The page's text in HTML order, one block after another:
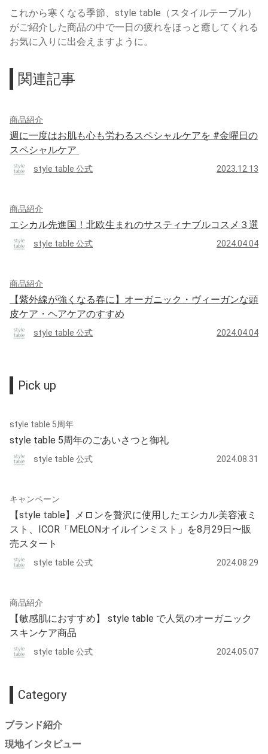
これから寒くなる季節、style table（スタイルテーブル）
がご紹介した商品の中で一日の疲れをほっと癒してくれる
お気に入りに出会えますように。
関連記事
商品紹介
週に一度はお肌も心も労わるスペシャルケアを #金曜日の
スペシャルケア
style table 公式 2023.12.13
商品紹介
エシカル先進国！北欧生まれのサスティナブルコスメ３選
style table 公式 2024.04.04
商品紹介
【紫外線が強くなる春に】オーガニック・ヴィーガンな頭
皮ケア・ヘアケアのすすめ
style table 公式 2024.04.04
Pick up
style table 5周年
style table 5周年のごあいさつと御礼
style table 公式 2024.08.31
キャンペーン
【style table】メロンを贅沢に使用したエシカル美容液ミ
スト、ICOR「MELONオイルインミスト」を8月29日〜販
売スタート
style table 公式 2024.08.29
商品紹介
【敏感肌におすすめ】 style table で人気のオーガニック
スキンケア商品
style table 公式 2024.05.07
Category
ブランド紹介
現地インタビュー